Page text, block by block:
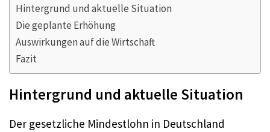
Hintergrund und aktuelle Situation
Die geplante Erhöhung
Auswirkungen auf die Wirtschaft
Fazit
Hintergrund und aktuelle Situation
Der gesetzliche Mindestlohn in Deutschland